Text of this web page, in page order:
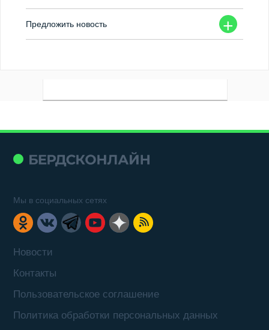
+
Предложить новость
Новости
Контакты
Пользовательское соглашение
Политика обработки персональных данных
Мы в социальных сетях